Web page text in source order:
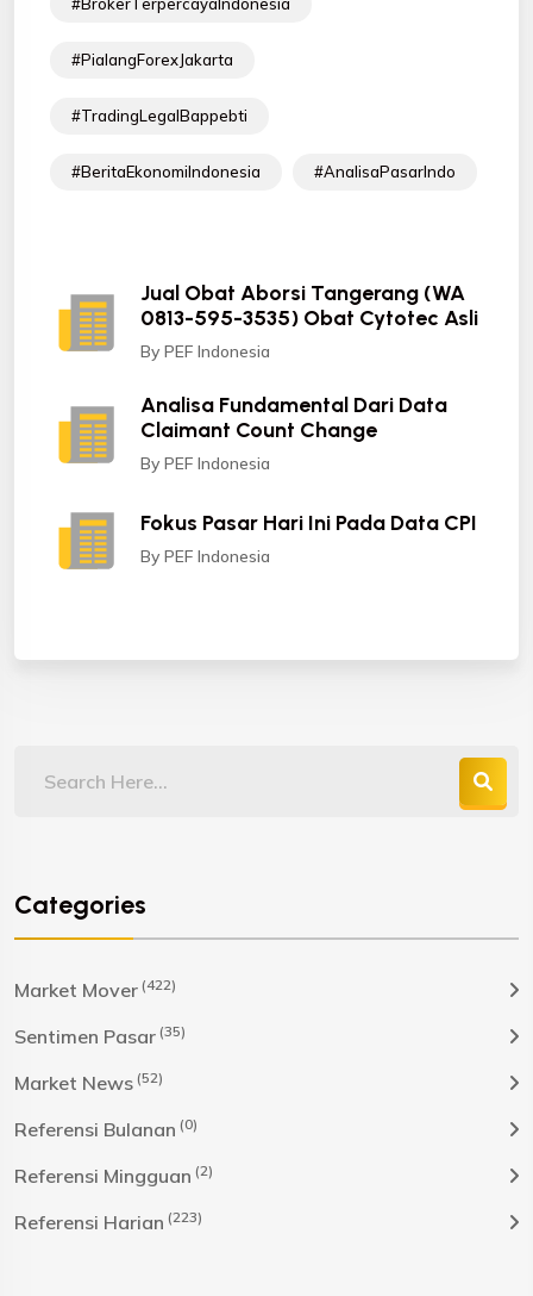
#PialangForexJakarta
#TradingLegalBappebti
#BeritaEkonomiIndonesia #AnalisaPasarIndo
Jual Obat Aborsi Tangerang (WA
0813-595-3535) Obat Cytotec Asli
By PEF Indonesia
Analisa Fundamental Dari Data
Claimant Count Change
By PEF Indonesia
Fokus Pasar Hari Ini Pada Data CPI
By PEF Indonesia
Categories
Market Mover (422)
Sentimen Pasar (35)
Market News (52)
Referensi Bulanan (0)
Referensi Mingguan (2)
Referensi Harian (223)